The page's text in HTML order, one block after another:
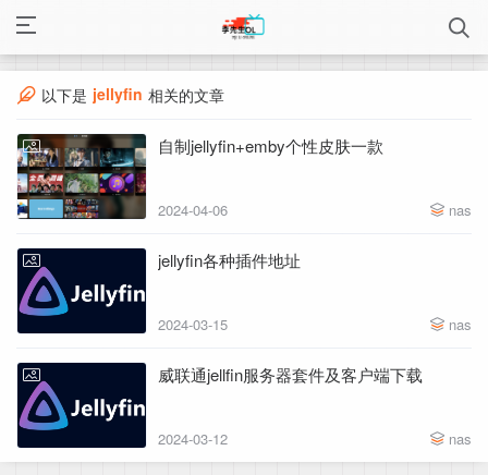
以下是 jellyfin 相关的文章
自制jellyfin+emby个性皮肤一款
2024-04-06 nas
jellyfin各种插件地址
2024-03-15 nas
威联通jellfin服务器套件及客户端下载
2024-03-12 nas